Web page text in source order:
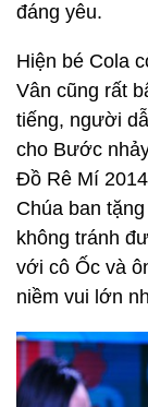
đáng yêu.
Hiện bé Cola
Vân cũng rất
tiếng, người
cho Bước
Đồ Rê Mí
Chúa ban
không tránh
với cô Ốc và
niềm vui lớn